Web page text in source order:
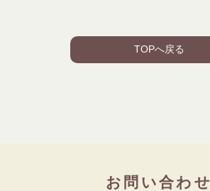
TOPへ戻る
お問い合わせ